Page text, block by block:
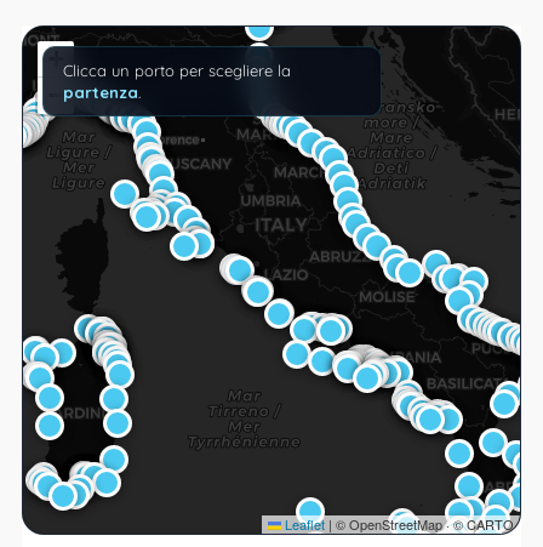
Clicca un porto per scegliere la
partenza.
+
Leaflet | © OpenStreetMap · © CARTO